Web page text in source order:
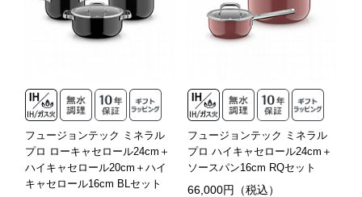
フュージョンテック ミネラル
プロ ローキャセロール24cm＋
ハイキャセロール20cm＋ハイ
キャセロール16cm BLセット
フュージョンテック ミネラル
プロ ハイキャセロール24cm＋
ソースパン16cm RQセット
66,000円（税込）